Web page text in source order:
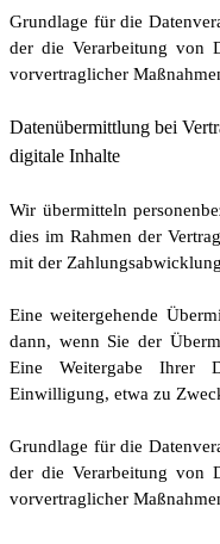
Grundlage für die
der die Verarbeitung von
vorvertraglicher
Datenübermittlung bei
digitale Inhalte
Wir übermitteln
dies im Rahmen der
mit der
Eine weitergehende
dann, wenn Sie der
Eine Weitergabe Ihrer
Einwilligung, etwa zu
Grundlage für die
der die Verarbeitung von
vorvertraglicher